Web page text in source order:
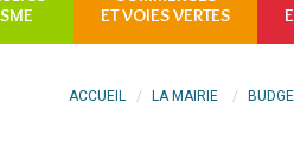
ET VOIES VERTES
ACCUEIL LA MAIRIE